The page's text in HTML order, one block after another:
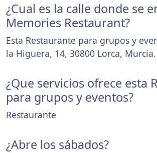
¿Cual es la calle donde se
Memories Restaurant?
Esta Restaurante para grupos y
la Higuera, 14, 30800 Lorca, Murcia.
¿Que servicios ofrece esta
para grupos y eventos?
Restaurante
¿Abre los sábados?